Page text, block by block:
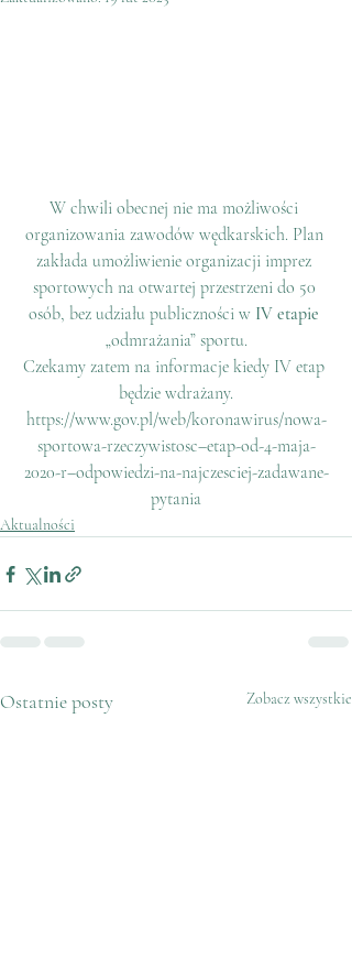
W chwili obecnej nie ma możliwości
organizowania zawodów wędkarskich. Plan
zakłada umożliwienie organizacji imprez
sportowych na otwartej przestrzeni do 50
osób, bez udziału publiczności w IV etapie
„odmrażania” sportu.
Czekamy zatem na informacje kiedy IV etap
będzie wdrażany.
https://www.gov.pl/web/koronawirus/nowa-
sportowa-rzeczywistosc–etap-od-4-maja-
2020-r–odpowiedzi-na-najczesciej-zadawane-
pytania
Aktualności
Ostatnie posty Zobacz wszystkie